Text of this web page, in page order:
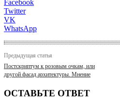
Facebook
Twitter
VK
WhatsApp
Предыдущая статья
Постскриптум к розовым очкам, или
другой фасад архитектуры. Мнение
ОСТАВЬТЕ ОТВЕТ